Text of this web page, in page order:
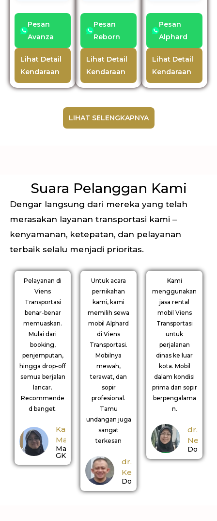
Pesan
Avanza
Lihat Detail
Kendaraan
Pesan
Reborn
Lihat Detail
Kendaraan
Pesan
Alphard
Lihat Detail
Kendaraan
LIHAT SELENGKAPNYA
Suara Pelanggan Kami
Dengar langsung dari mereka yang telah
merasakan layanan transportasi kami –
kenyamanan, ketepatan, dan pelayanan
terbaik selalu menjadi prioritas.
Pelayanan di
Viens
Transportasi
benar-benar
memuaskan.
Mulai dari
booking,
penjemputan,
hingga drop-off
semua berjalan
lancar.
Recommende
d banget.
Kak
Manda
Mahasiswi
GKS
Untuk acara
pernikahan
kami, kami
memilih sewa
mobil Alphard
di Viens
Transportasi.
Mobilnya
mewah,
terawat, dan
sopir
profesional.
Tamu
undangan juga
sangat
terkesan
dr.
Kemal
Dokter
Kami
menggunakan
jasa rental
mobil Viens
Transportasi
untuk
perjalanan
dinas ke luar
kota. Mobil
dalam kondisi
prima dan sopir
berpengalama
n.
dr.
Nerina
Dokter